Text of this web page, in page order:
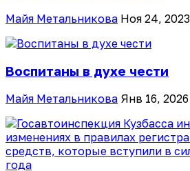
Майя Метальникова Ноя 24, 2023
Воспитаны в духе чести
Майя Метальникова Янв 16, 2026